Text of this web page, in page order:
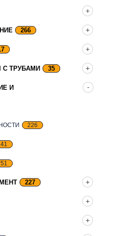
266
С ТРУБАМИ 35
И
226
41
51
227